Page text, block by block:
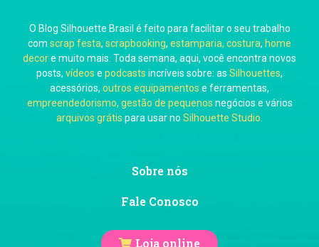
Carol Pessoa
Ju Mirthes
O Blog Silhouette Brasil é feito para facilitar o seu trabalho
com scrap festa, scrapbooking, estamparia, costura, home
decore muito mais. Toda semana, aqui, você encontra novos
posts, vídeos e podcasts incríveis sobre: as Silhouettes,
acessórios, outros equipamentos e ferramentas,
empreendedorismo, gestão de pequenos negócios e vários
arquivos grátis para usar no Silhouette Studio
Sobre nós
Fale Conosco
Loja online